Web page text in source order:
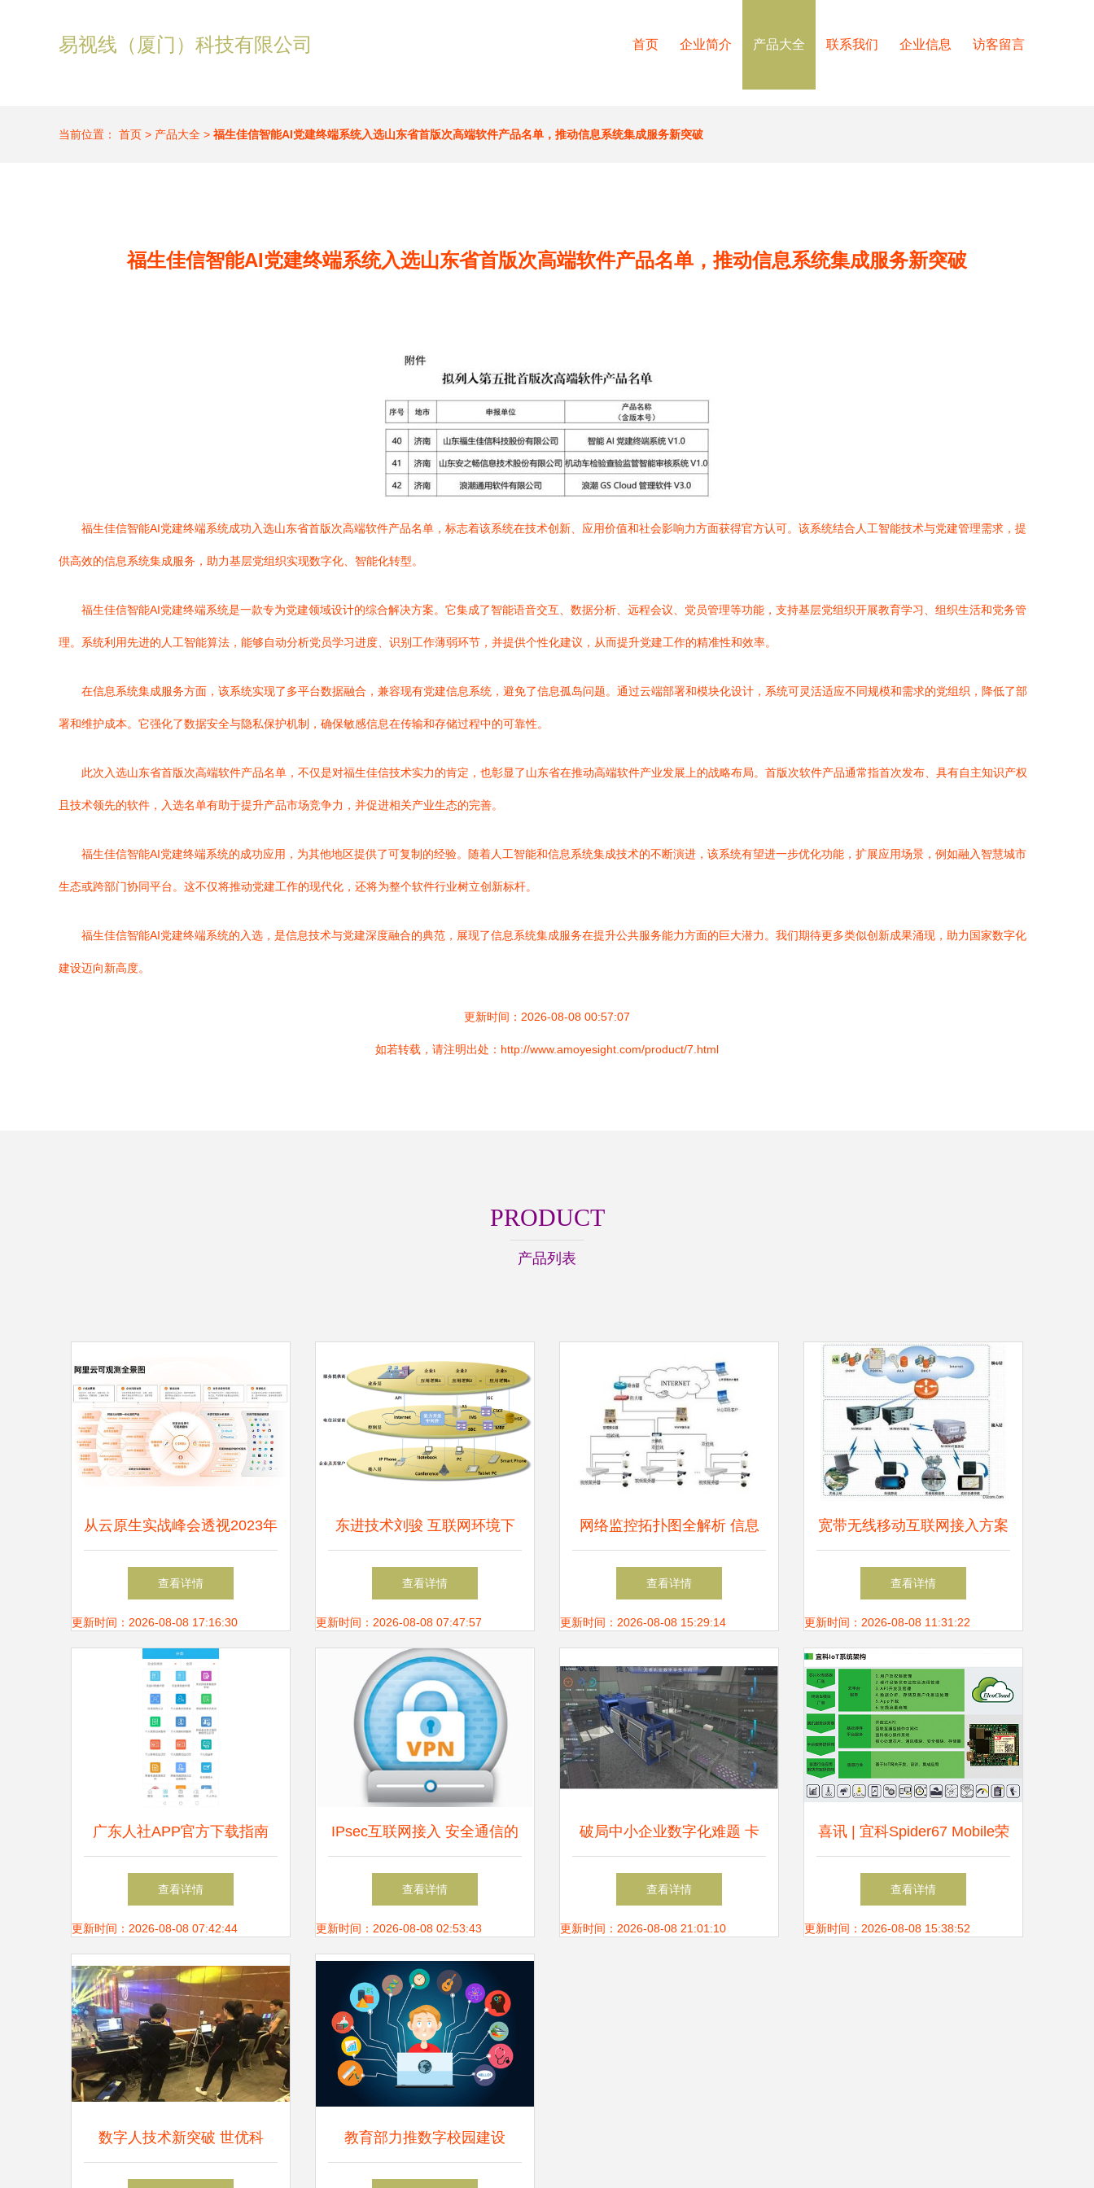
易视线（厦门）科技有限公司 首页 企业简介 产品大全 联系我们 企业信息 访客留言
当前位置： 首页 > 产品大全 > 福生佳信智能AI党建终端系统入选山东省首版次高端软件产品名单，推动信息系统集成服务新突破
福生佳信智能AI党建终端系统入选山东省首版次高端软件产品名单，推动信息系统集成服务新突破
福生佳信智能AI党建终端系统成功入选山东省首版次高端软件产品名单，标志着该系统在技术创新、应用价值和社会影响力方面获得官方认可。该系统结合人工智能技术与党建管理需求，提
供高效的信息系统集成服务，助力基层党组织实现数字化、智能化转型。
福生佳信智能AI党建终端系统是一款专为党建领域设计的综合解决方案。它集成了智能语音交互、数据分析、远程会议、党员管理等功能，支持基层党组织开展教育学习、组织生活和党务管
理。系统利用先进的人工智能算法，能够自动分析党员学习进度、识别工作薄弱环节，并提供个性化建议，从而提升党建工作的精准性和效率。
在信息系统集成服务方面，该系统实现了多平台数据融合，兼容现有党建信息系统，避免了信息孤岛问题。通过云端部署和模块化设计，系统可灵活适应不同规模和需求的党组织，降低了部
署和维护成本。它强化了数据安全与隐私保护机制，确保敏感信息在传输和存储过程中的可靠性。
此次入选山东省首版次高端软件产品名单，不仅是对福生佳信技术实力的肯定，也彰显了山东省在推动高端软件产业发展上的战略布局。首版次软件产品通常指首次发布、具有自主知识产权
且技术领先的软件，入选名单有助于提升产品市场竞争力，并促进相关产业生态的完善。
福生佳信智能AI党建终端系统的成功应用，为其他地区提供了可复制的经验。随着人工智能和信息系统集成技术的不断演进，该系统有望进一步优化功能，扩展应用场景，例如融入智慧城市
生态或跨部门协同平台。这不仅将推动党建工作的现代化，还将为整个软件行业树立创新标杆。
福生佳信智能AI党建终端系统的入选，是信息技术与党建深度融合的典范，展现了信息系统集成服务在提升公共服务能力方面的巨大潜力。我们期待更多类似创新成果涌现，助力国家数字化
建设迈向新高度。
更新时间：2026-08-08 00:57:07
如若转载，请注明出处：http://www.amoyesight.com/product/7.html
PRODUCT
产品列表
从云原生实战峰会透视2023年
互联网接入及相关服务的云原
生发展趋势
查看详情
更新时间：2026-08-08 17:16:30
东进技术刘骏 互联网环境下
的企业通信与接入服务新机遇
查看详情
更新时间：2026-08-08 07:47:57
网络监控拓扑图全解析 信息
系统集成服务的入门必修课
查看详情
更新时间：2026-08-08 15:29:14
宽带无线移动互联网接入方案
信息系统集成服务的关键支撑
查看详情
更新时间：2026-08-08 11:31:22
广东人社APP官方下载指南
轻松获取最新版本免费服务
查看详情
更新时间：2026-08-08 07:42:44
IPsec互联网接入 安全通信的
基石与相关服务解析
查看详情
更新时间：2026-08-08 02:53:43
破局中小企业数字化难题 卡
奥斯为天惠乳业创造‘数字生产
力’
查看详情
更新时间：2026-08-08 21:01:10
喜讯 | 宜科Spider67 Mobile荣
获工业自动化“奥斯卡”大奖，
引领信息系统集成服务新高度
查看详情
更新时间：2026-08-08 15:38:52
数字人技术新突破 世优科 教育部力推数字校园建设